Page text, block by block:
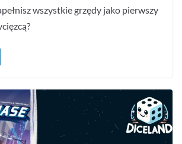
wszystkie grzędy jako pierwszy